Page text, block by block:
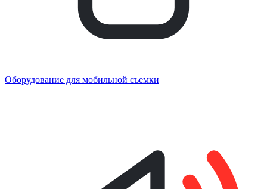
Оборудование для мобильной съемки